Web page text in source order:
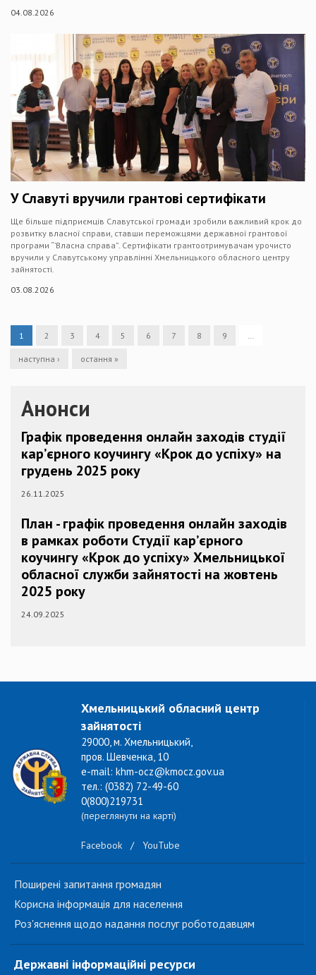
04.08.2026
У Славуті вручили грантові сертифікати
Ще більше підприємців Славутської громади зробили важливий крок до
розвитку власної справи, ставши переможцями державної грантової
програми “’Власна справа”. Сертифікати грантоотримувачам урочисто
вручили у Славутському управлінні Хмельницького обласного центру
зайнятості.
03.08.2026
1 2 3 4 5 6 7 8 9
наступна › остання »
Анонси
Графік проведення онлайн заходів студії
кар’єрного коучингу «Крок до успіху» на
грудень 2025 року
26.11.2025
План - графік проведення онлайн заходів
в рамках роботи Студії кар’єрного
коучингу «Крок до успіху» Хмельницької
обласної служби зайнятості на жовтень
2025 року
24.09.2025
Хмельницький обласний центр
зайнятості
29000, м. Хмельницький,
пров. Шевченка, 10
e-mail: khm-ocz@kmocz.gov.ua
тел.: (0382) 72-49-60
0(800)219731
(переглянути на карті)
Facebook / YouTube
Поширені запитання громадян
Корисна інформація для населення
Роз'яснення щодо надання послуг роботодавцям
Державні інформаційні ресурси